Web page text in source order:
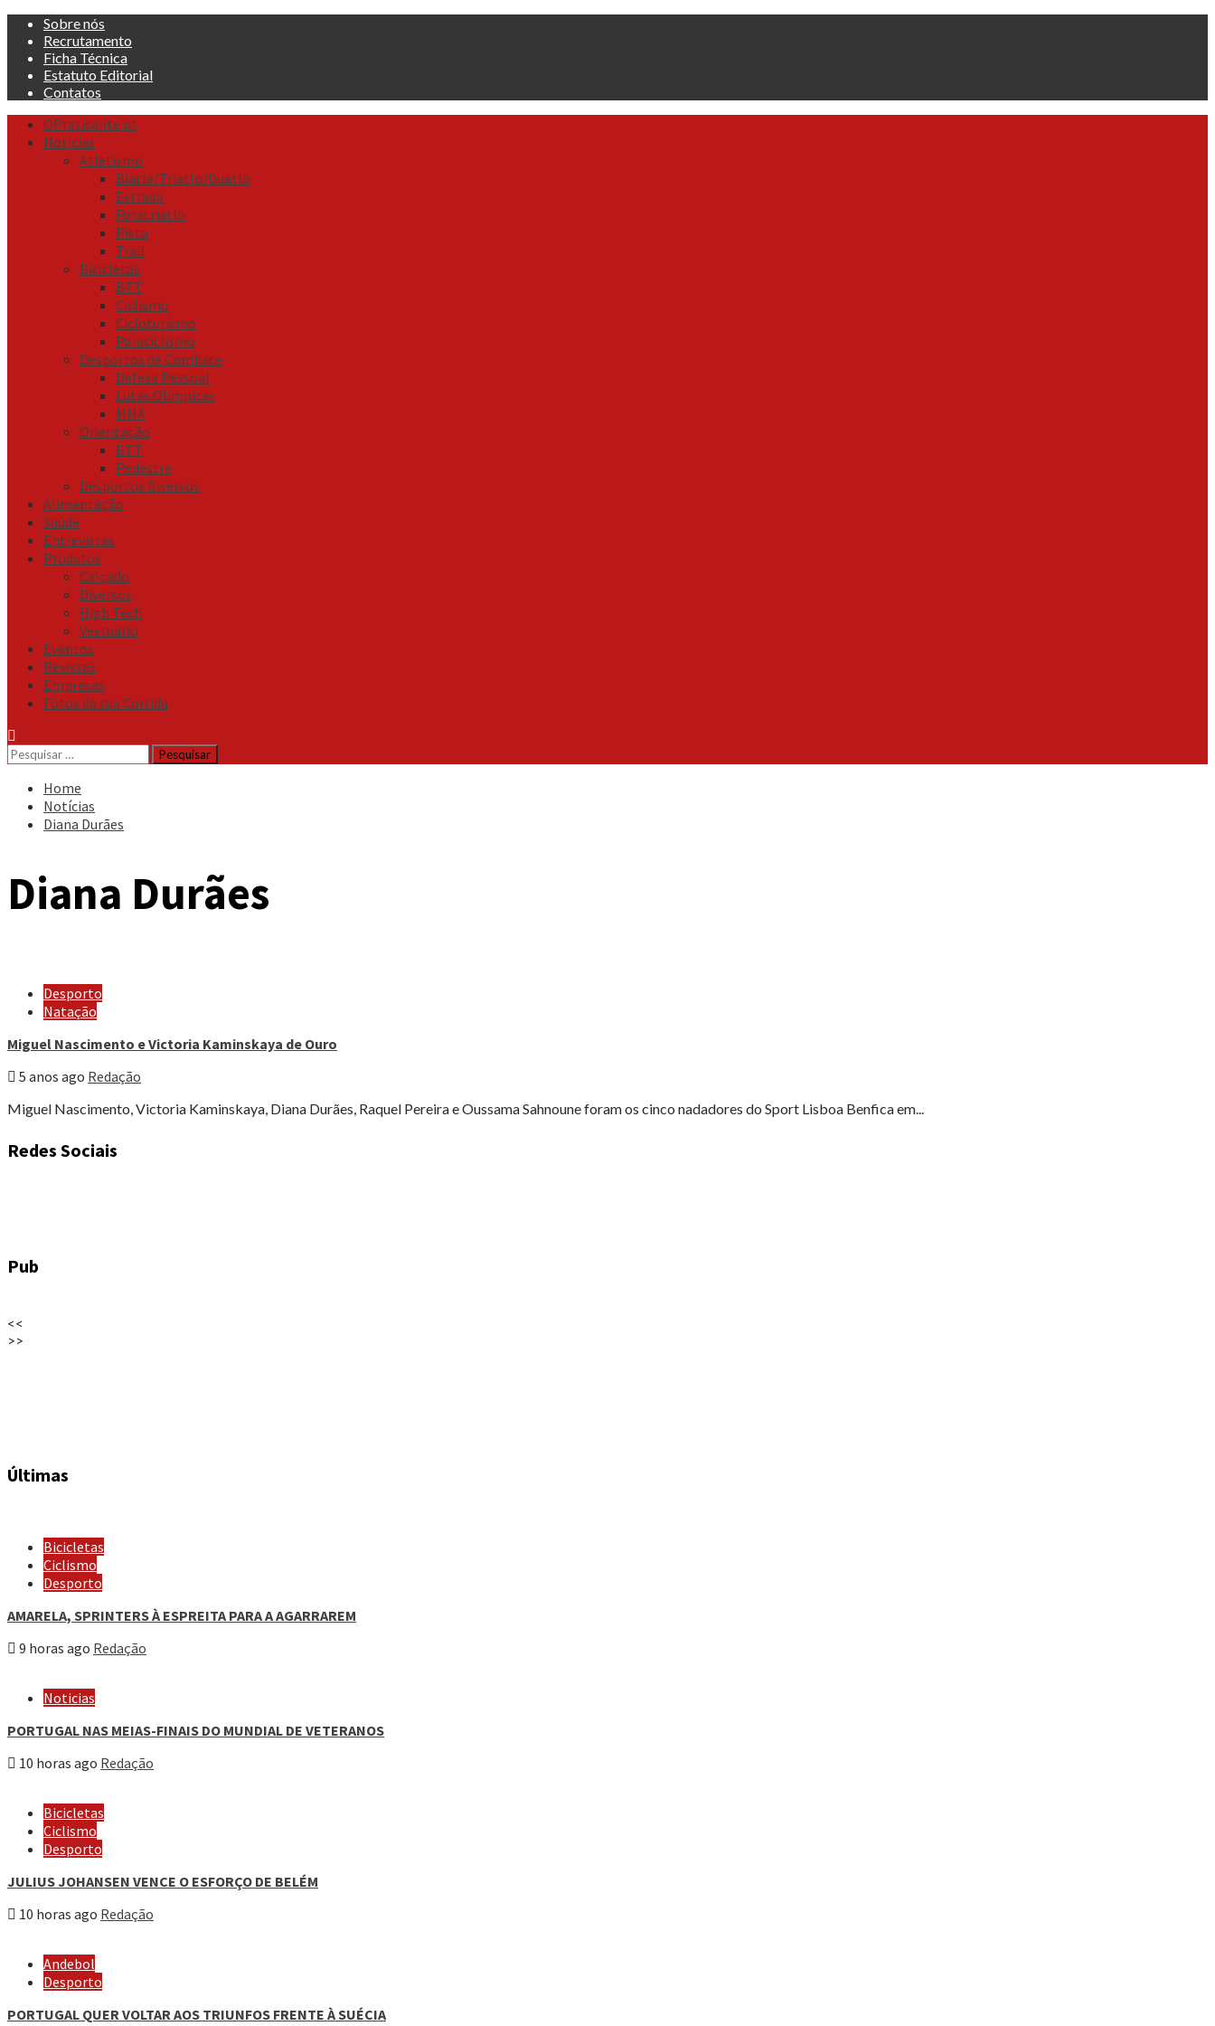
Skip
content
Sobre nós
Recrutamento
Ficha Técnica
Estatuto Editorial
Contatos
Primary
Menu
OPraticante.pt
Noticias
Atletismo
Biatle/Triatlo/Duatlo
Estrada
Paratriatlo
Pista
Trail
Bicicletas
BTT
Ciclismo
Cicloturismo
Paraciclismo
Desportos de Combate
Defesa Pessoal
Lutas Olímpicas
MMA
Orientação
BTT
Pedestre
Desportos Diversos
Alimentação
Saúde
Entrevistas
Produtos
Calçado
Diversos
High Tech
Vestuário
Eventos
Revistas
Empresas
Fotos da sua Corrida
Pesquisar
por:
Home
Notícias
Diana Durães
Diana Durães
Desporto
Natação
Miguel Nascimento e Victoria Kaminskaya de Ouro
5 anos ago Redação
Miguel Nascimento, Victoria Kaminskaya, Diana Durães, Raquel Pereira e Oussama Sahnoune foram os cinco nadadores do Sport Lisboa Benfica em...
Redes Sociais
Pub
<<
>>
Últimas
Bicicletas
Ciclismo
Desporto
AMARELA, SPRINTERS À ESPREITA PARA A AGARRAREM
9 horas ago Redação
Noticias
PORTUGAL NAS MEIAS-FINAIS DO MUNDIAL DE VETERANOS
10 horas ago Redação
Bicicletas
Ciclismo
Desporto
JULIUS JOHANSEN VENCE O ESFORÇO DE BELÉM
10 horas ago Redação
Andebol
Desporto
PORTUGAL QUER VOLTAR AOS TRIUNFOS FRENTE À SUÉCIA